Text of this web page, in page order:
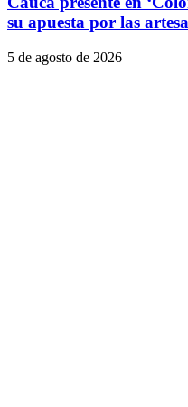
su apuesta por las
5 de agosto de 2026